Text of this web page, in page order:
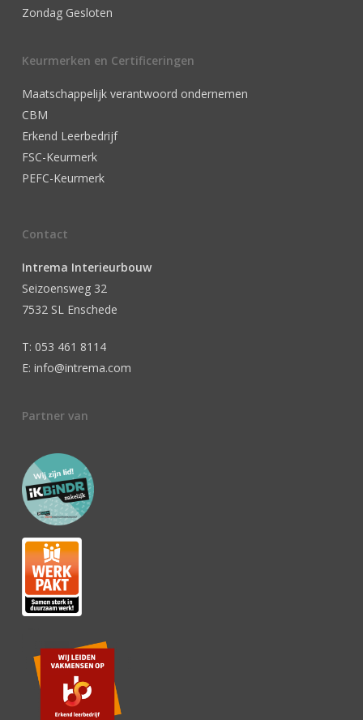
Zondag Gesloten
Keurmerken en Certificeringen
Maatschappelijk verantwoord ondernemen
CBM
Erkend Leerbedrijf
FSC-Keurmerk
PEFC-Keurmerk
Contact
Intrema Interieurbouw
Seizoensweg 32
7532 SL Enschede
T: 053 461 8114
E: info@intrema.com
Partner van